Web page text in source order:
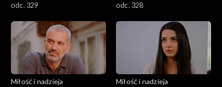
odc. 329
odc. 328
Miłość i nadzieja
Miłość i nadzieja